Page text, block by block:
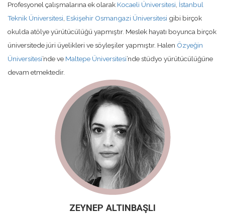
Profesyonel çalışmalarına ek olarak Kocaeli Üniversitesi, İstanbul
Teknik Üniversitesi, Eskişehir Osmangazi Üniversitesi gibi birçok
okulda atölye yürütücülüğü yapmıştır. Meslek hayatı boyunca birçok
üniversitede jüri üyelikleri ve söyleşiler yapmıştır. Halen Özyeğin
Üniversitesi’nde ve Maltepe Üniversitesi’nde stüdyo yürütücülüğüne
devam etmektedir.
ZEYNEP ALTINBAŞLI